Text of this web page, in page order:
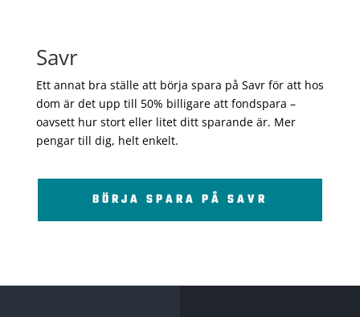
Savr
Ett annat bra ställe att börja spara på Savr för att hos
dom är det upp till 50% billigare att fondspara –
oavsett hur stort eller litet ditt sparande är. Mer
pengar till dig, helt enkelt.
BÖRJA SPARA PÅ SAVR